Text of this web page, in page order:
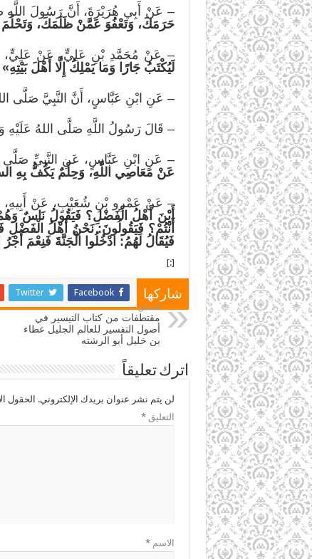
– عَنْ أَبِي هُرَيْرَةَ، أَنَّ رَسُولَ اللَّهِ
حَرَمَكَ، وَتَعْفُوَ عَمَّنْ ظَلَمَكَ،
– عَنْ مُحَمَّدِ بْنِ عَلِيٍّ، عَنْ عَلِيٍّ،
لَيُكْتَبُ جَارًا وَمَا يَمْلِكُ إِلَّا أَهْلَ بَيْتِهِ»
– عَنِ ابْنِ عَبَّاسٍ، أَنَّ النَّبِيَّ صَلَّى
– قَالَ رَسُولُ اللَّهِ صَلَّى اللهُ
– عَنِ ابْنِ عَبَّاسٍ، عَنِ النَّبِيِّ صَلَّى
عَنْ مَعَاصِي اللَّهِ، وَحِلْمٌ يَكُفُّ بِهِ
– عَنْ عَمْرِو بْنِ شُعَيْبٍ، عَنْ أَبِيهِ،
أَيْنَ أَهْلُ الْفَضْلِ؟ فَيَقُولُ نَاسٌ وَهُمْ
أَنْتُمْ؟ فَيَقُولُونَ: نَحْنُ أَهْلُ الْفَضْلِ
فَيُقَالُ لَهُمُ: ادْخُلُوا الْجَنَّةَ فَنِعْمَ أَجْرُ
[:]
شاركها Facebook
Twitter
السابق
مقتطفات من كتاب التيسير في
أصول التفسير للعالم الجليل عطاء
بن خليل أبو الرشته
اترك تعليقاً
لن يتم نشر عنوان بريدك الإلكتروني. الحقول
التعليق*
الاسم*